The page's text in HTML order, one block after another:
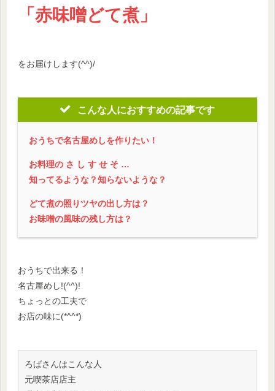
「赤味噌どて煮」
をお届けします(^^)/
こんな人におすすめの記事です
おうちで名古屋めしを作りたい！
お料理の さ し す せ そ …
知ってるような？知らないような？
どて煮の照りツヤの出し方は？
お味噌の風味の残し方は？
おうちで出来る！
名古屋めし!(^^)!
ちょっとの工夫で
お店の味に(*^^*)
ろばさんはこんな人
元喫茶店店主